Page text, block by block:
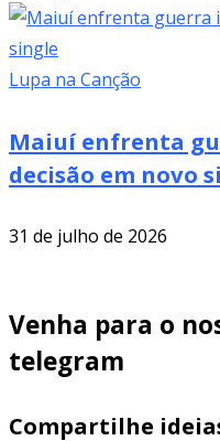
Lupa na Canção
Maiuí enfrenta
decisão em novo
31 de julho de 2026
Venha para o
telegram
Compartilhe